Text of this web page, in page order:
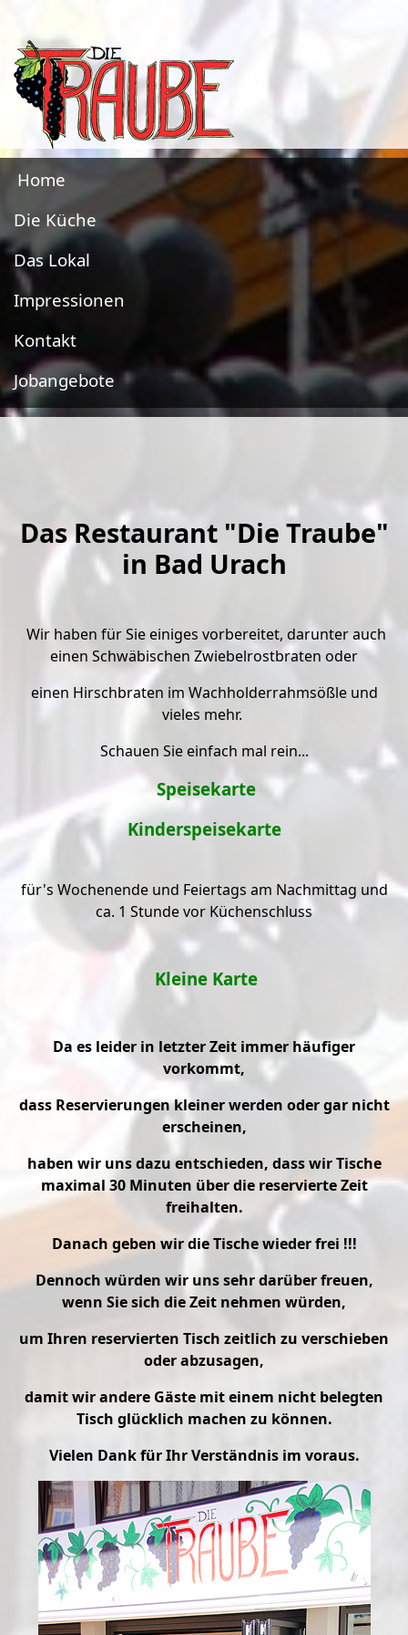
Home
Die Küche
Das Lokal
Impressionen
Kontakt
Jobangebote
Das Restaurant "Die Traube"
in Bad Urach
Wir haben für Sie einiges vorbereitet, darunter auch
einen Schwäbischen Zwiebelrostbraten oder
einen Hirschbraten im Wachholderrahmsößle und
vieles mehr.
Schauen Sie einfach mal rein...
Speisekarte
Kinderspeisekarte
für's Wochenende und Feiertags am Nachmittag und
ca. 1 Stunde vor Küchenschluss
Kleine Karte
Da es leider in letzter Zeit immer häufiger
vorkommt,
dass Reservierungen kleiner werden oder gar nicht
erscheinen,
haben wir uns dazu entschieden, dass wir Tische
maximal 30 Minuten über die reservierte Zeit
freihalten.
Danach geben wir die Tische wieder frei !!!
Dennoch würden wir uns sehr darüber freuen,
wenn Sie sich die Zeit nehmen würden,
um Ihren reservierten Tisch zeitlich zu verschieben
oder abzusagen,
damit wir andere Gäste mit einem nicht belegten
Tisch glücklich machen zu können.
Vielen Dank für Ihr Verständnis im voraus.